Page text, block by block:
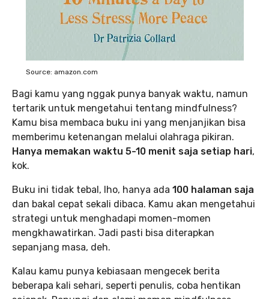
Source: amazon.com
Bagi kamu yang nggak punya banyak waktu, namun
tertarik untuk mengetahui tentang mindfulness?
Kamu bisa membaca buku ini yang menjanjikan bisa
memberimu ketenangan melalui olahraga pikiran.
Hanya memakan waktu 5-10 menit saja setiap hari,
kok.
Buku ini tidak tebal, lho, hanya ada 100 halaman saja
dan bakal cepat sekali dibaca. Kamu akan mengetahui
strategi untuk menghadapi momen-momen
mengkhawatirkan. Jadi pasti bisa diterapkan
sepanjang masa, deh.
Kalau kamu punya kebiasaan mengecek berita
beberapa kali sehari, seperti penulis, coba hentikan